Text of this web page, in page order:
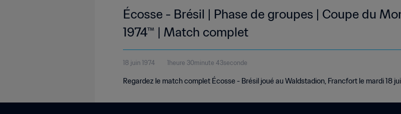
Écosse - Brésil | Phase de groupes | Coupe du
1974™ | Match complet
18 juin 1974 1heure 30minute 43seconde
Regardez le match complet Écosse - Brésil joué au Waldstadion, Francfort le mardi 18